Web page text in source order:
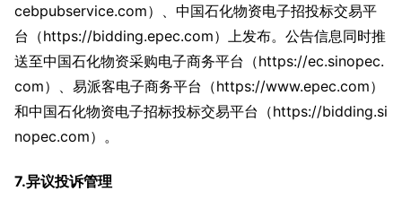
cebpubservice.com）、中国石化物资电子招投标交易平
台（https://bidding.epec.com）上发布。公告信息同时推
送至中国石化物资采购电子商务平台（https://ec.sinopec.
com）、易派客电子商务平台（https://www.epec.com）
和中国石化物资电子招标投标交易平台（https://bidding.si
nopec.com）。
7.异议投诉管理